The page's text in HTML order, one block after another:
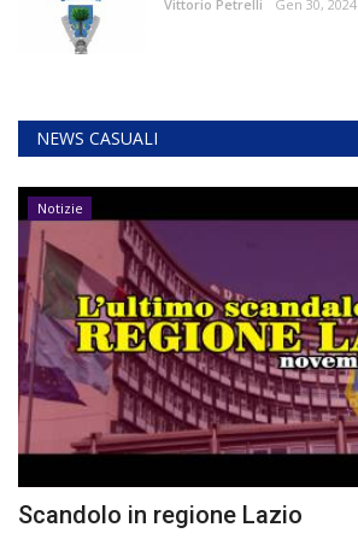
Vittorio Petrelli Gen 30, 2024
NEWS CASUALI
Notizie
Scandolo in regione Lazio